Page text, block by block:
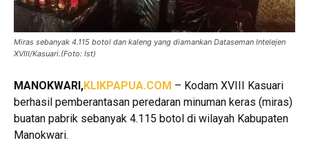
Miras sebanyak 4.115 botol dan kaleng yang diamankan Dataseman Intelejen
XVIII/Kasuari.(Foto: Ist)
MANOKWARI,KLIKPAPUA.COM – Kodam XVIII Kasuari
berhasil pemberantasan peredaran minuman keras (miras)
buatan pabrik sebanyak 4.115 botol di wilayah Kabupaten
Manokwari.